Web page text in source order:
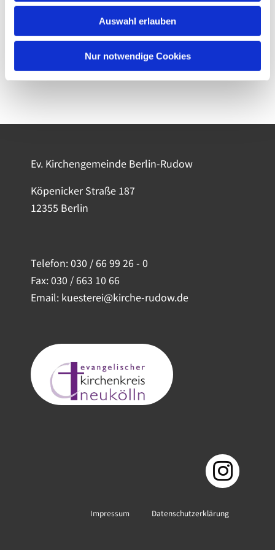
Auswahl erlauben
Nur notwendige Cookies
Ev. Kirchengemeinde Berlin-Rudow
Köpenicker Straße 187
12355 Berlin
Telefon:030 / 66 99 26 - 0
Fax: 030 / 663 10 66
Email: kuesterei@kirche-rudow.de
Impressum Datenschutzerklärung